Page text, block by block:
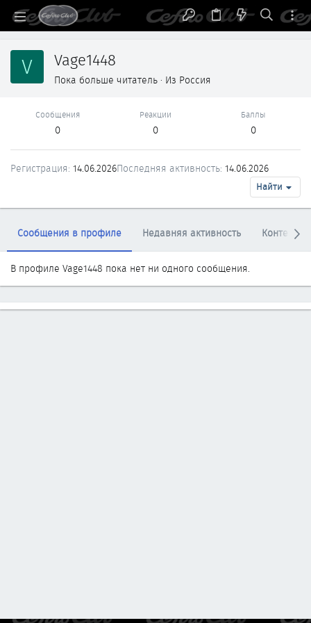
V Vage1448
Пока больше читатель · Из Россия
Сообщения
0
Реакции
0
Баллы
0
Регистрация 14.06.2026Последняя активность 14.06.2026
Найти
Сообщения в профиле Недавняя активность Контент
В профиле Vage1448 пока нет ни одного сообщения.